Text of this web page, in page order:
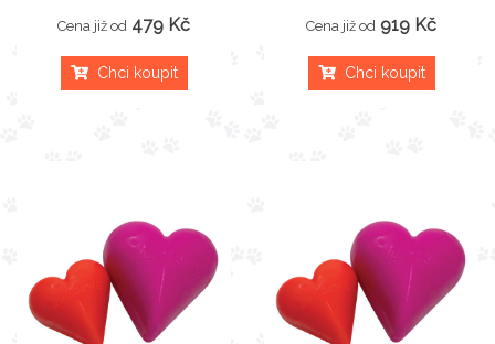
Cena již od 479 Kč
Chci koupit
Cena již od 919 Kč
Chci koupit